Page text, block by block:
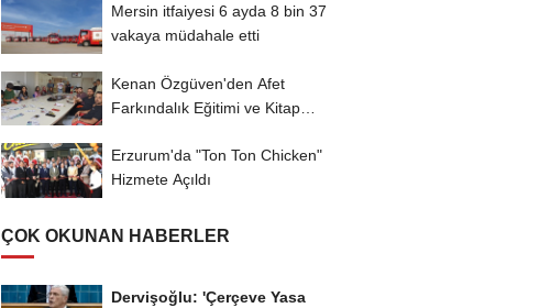
Mersin itfaiyesi 6 ayda 8 bin 37
vakaya müdahale etti
Kenan Özgüven'den Afet
Farkındalık Eğitimi ve Kitap
Erzurum'da "Ton Ton Chicken"
Hizmete Açıldı
ÇOK OKUNAN HABERLER
Dervişoğlu: 'Çerçeve Yasa